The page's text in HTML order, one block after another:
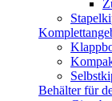
Behälter für